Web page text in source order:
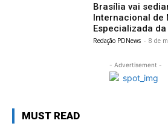
Brasília vai
Internacional de
Especializada
Redação PDNews - 8 de
- Advertisement -
MUST READ